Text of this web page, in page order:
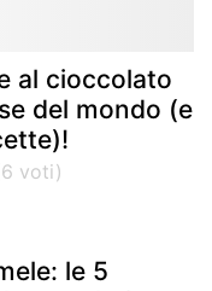
al cioccolato
del mondo (e
le 5